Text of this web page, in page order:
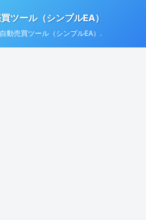
ツール（シンプルEA）
動売買ツール（シンプルEA）.